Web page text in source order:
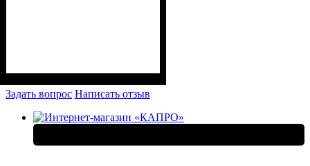
Задать вопрос Написать отзыв